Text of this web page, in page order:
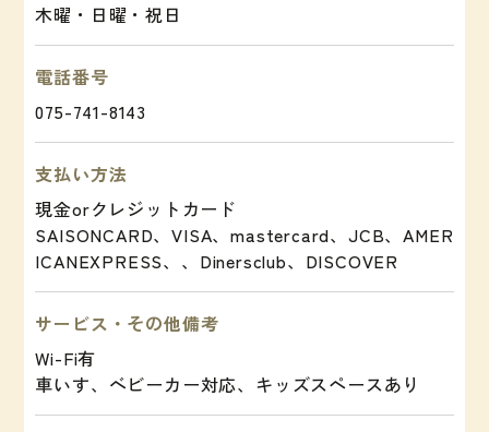
木曜・日曜・祝日
電話番号
075-741-8143
支払い方法
現金orクレジットカード
SAISONCARD、VISA、mastercard、JCB、AMER
ICANEXPRESS、、Dinersclub、DISCOVER
サービス・その他備考
Wi-Fi有
車いす、ベビーカー対応、キッズスペースあり